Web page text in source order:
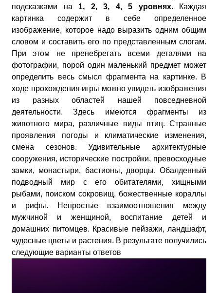
подсказками на 1, 2, 3, 4, 5 уровнях. Каждая
картинка содержит в себе определенное
изображение, которое надо выразить одним общим
словом и составить его по представленным слогам.
При этом не пренебрегать всеми деталями на
фотографии, порой один маленький предмет может
определить весь смысл фрагмента на картинке. В
ходе прохождения игры можно увидеть изображения
из разных областей нашей повседневной
деятельности. Здесь имеются фрагменты из
животного мира, различные виды птиц. Странные
проявления погоды и климатические изменения,
смена сезонов. Удивительные архитектурные
сооружения, исторические постройки, превосходные
замки, монастыри, бастионы, дворцы. Обалденный
подводный мир с его обитателями, хищными
рыбами, поиском сокровищ, божественные кораллы
и рифы. Непростые взаимоотношения между
мужчиной и женщиной, воспитание детей и
домашних питомцев. Красивые пейзажи, ландшафт,
чудесные цветы и растения. В результате получились
следующие варианты ответов